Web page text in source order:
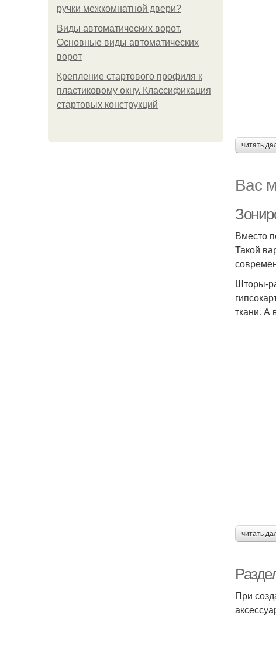
ручки межкомнатной двери?
Виды автоматических ворот.
Основные виды автоматических
ворот
Крепление стартового профиля к
пластиковому окну. Классификация
стартовых конструкций
читать
Вас
Вместо
Такой
Шторы-
ткани. А
читать
При